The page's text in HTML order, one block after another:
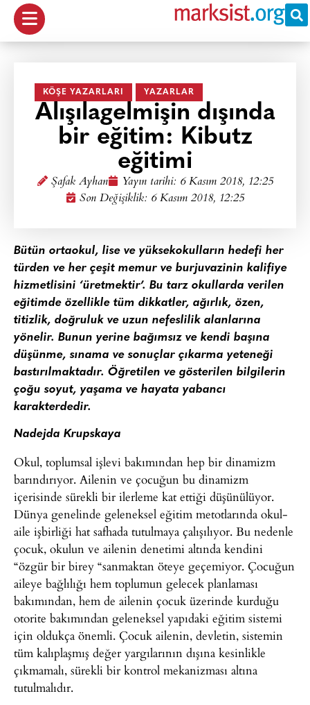
KÖŞE YAZARLARI YAZARLAR
Alışılagelmişin dışında
bir eğitim: Kibutz
eğitimi
Şafak Ayhan Yayın tarihi: 6 Kasım 2018, 12:25
Son Değişiklik: 6 Kasım 2018, 12:25
Bütün ortaokul, lise ve yüksekokulların hedefi her
türden ve her çeşit memur ve burjuvazinin kalifiye
hizmetlisini ‘üretmektir’. Bu tarz okullarda verilen
eğitimde özellikle tüm dikkatler, ağırlık, özen,
titizlik, doğruluk ve uzun nefeslilik alanlarına
yönelir. Bunun yerine bağımsız ve kendi başına
düşünme, sınama ve sonuçlar çıkarma yeteneği
bastırılmaktadır. Öğretilen ve gösterilen bilgilerin
çoğu soyut, yaşama ve hayata yabancı
karakterdedir.
Nadejda Krupskaya
Okul, toplumsal işlevi bakımından hep bir dinamizm
barındırıyor. Ailenin ve çocuğun bu dinamizm
içerisinde sürekli bir ilerleme kat ettiği düşünülüyor.
Dünya genelinde geleneksel eğitim metotlarında okul-
aile işbirliği hat safhada tutulmaya çalışılıyor. Bu nedenle
çocuk, okulun ve ailenin denetimi altında kendini
“özgür bir birey “sanmaktan öteye geçemiyor. Çocuğun
aileye bağlılığı hem toplumun gelecek planlaması
bakımından, hem de ailenin çocuk üzerinde kurduğu
otorite bakımından geleneksel yapıdaki eğitim sistemi
için oldukça önemli. Çocuk ailenin, devletin, sistemin
tüm kalıplaşmış değer yargılarının dışına kesinlikle
çıkmamalı, sürekli bir kontrol mekanizması altına
tutulmalıdır.